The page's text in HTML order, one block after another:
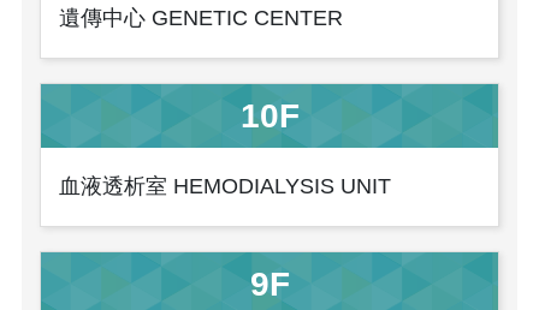
遺傳中心 GENETIC CENTER
10F
血液透析室 HEMODIALYSIS UNIT
9F